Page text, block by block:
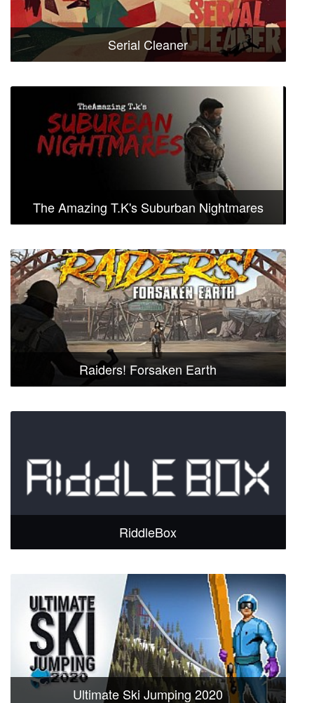
Serial Cleaner
The Amazing T.K's Suburban Nightmares
Raiders! Forsaken Earth
RiddleBox
Ultimate Ski Jumping 2020